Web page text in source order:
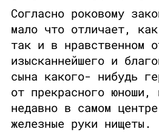
Согласно роковому
мало что отличает,
так и в нравственном
изысканнейшего и
сына какого- нибудь
от прекрасного юноши,
недавно в самом
железные руки нищеты.